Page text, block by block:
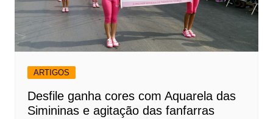
ARTIGOS
Desfile ganha cores com Aquarela das
Simininas e agitação das fanfarras